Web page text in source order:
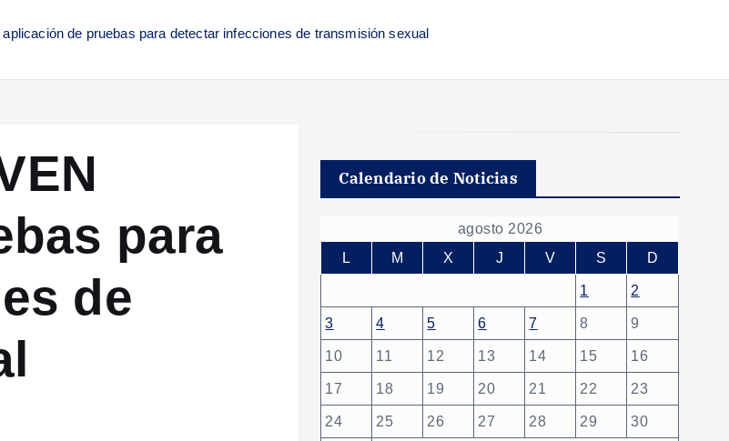
de pruebas para detectar infecciones de transmisión sexual
para
de
Calendario de Noticias
agosto 2026
L
M X J V S D
1 2
3 4 5 6 7 8 9
10 11 12 13 14 15 16
17 18 19 20 21 22 23
24 25 26 27 28 29 30